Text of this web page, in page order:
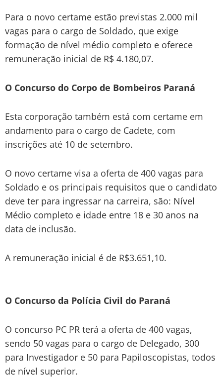
Para o novo certame estão previstas 2.000 mil
vagas para o cargo de Soldado, que exige
formação de nível médio completo e oferece
remuneração inicial de R$ 4.180,07.
O Concurso do Corpo de Bombeiros Paraná
Esta corporação também está com certame em
andamento para o cargo de Cadete, com
inscrições até 10 de setembro.
O novo certame visa a oferta de 400 vagas para
Soldado e os principais requisitos que o candidato
deve ter para ingressar na carreira, são: Nível
Médio completo e idade entre 18 e 30 anos na
data de inclusão.
A remuneração inicial é de R$3.651,10.
O Concurso da Polícia Civil do Paraná
O concurso PC PR terá a oferta de 400 vagas,
sendo 50 vagas para o cargo de Delegado, 300
para Investigador e 50 para Papiloscopistas, todos
de nível superior.